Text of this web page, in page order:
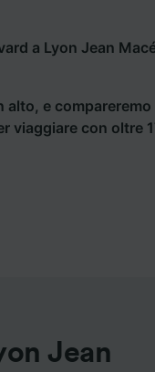
a Lyon Jean
e
viaggiare con oltre
Jean